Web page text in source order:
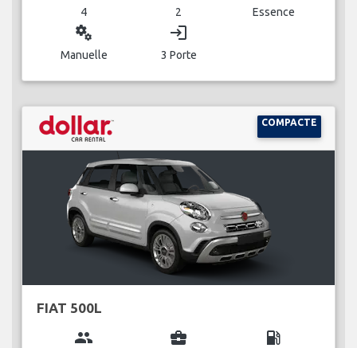
4 2 Essence
miscellaneous_services
Manuelle
login
3 Porte
COMPACTE
FIAT 500L
group business_center local_gas_station